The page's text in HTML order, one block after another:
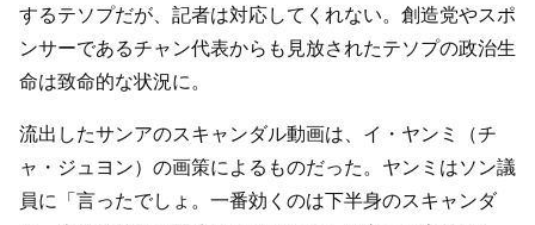
するテソプだが、記者は対応してくれない。創造党やスポ
ンサーであるチャン代表からも見放されたテソプの政治生
命は致命的な状況に。
流出したサンアのスキャンダル動画は、イ・ヤンミ（チ
ャ・ジュヨン）の画策によるものだった。ヤンミはソン議
員に「言ったでしょ。一番効くのは下半身のスキャンダ